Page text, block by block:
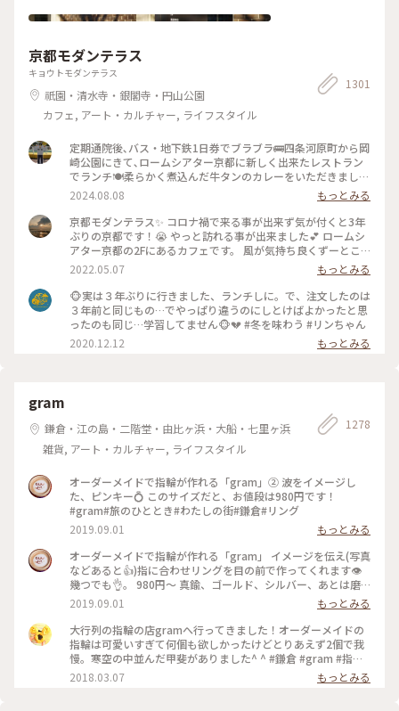
ても疲れます… 夕方の空いてる時間を狙うのがいいのかもです
京都モダンテラス
キョウトモダンテラス
祇園・清水寺・銀閣寺・円山公園
カフェ, アート・カルチャー, ライフスタイル
1301
定期通院後､バス・地下鉄1日券でブラブラ🚌四条河原町から岡
崎公園にきて､ロームシアター京都に新しく出来たレストラン
でランチ🍽️柔らかく煮込んだ牛タンのカレーをいただきました
🍛 #グルメ #ランチ #カレー
2024.08.08
もっとみる
京都モダンテラス✨ コロナ禍で来る事が出来ず気が付くと3年
ぶりの京都です！😭 やっと訪れる事が出来ました💕 ロームシ
アター京都の2Fにあるカフェです。 風が気持ち良くずーとこ
こで時間を過ごしていたいカフェです🥰 スズメが残したケー
キのくずを食べにテーブルの上にやってきてました😆 #Myこ
とりっぷ #春風さんぽ
2022.05.07
もっとみる
🐵実は３年ぶりに行きました、ランチしに。で、注文したのは
３年前と同じもの…でやっぱり違うのにしとけばよかったと思
ったのも同じ…学習してません🐵💔 #冬を味わう #リンちゃん
2020.12.12
もっとみる
gram
鎌倉・江の島・二階堂・由比ヶ浜・大船・七里ヶ浜
雑貨, アート・カルチャー, ライフスタイル
1278
オーダーメイドで指輪が作れる「gram」② 波をイメージし
た、ピンキー💍 このサイズだと、お値段は980円です！
#gram#旅のひととき#わたしの街#鎌倉#リング
2019.09.01
もっとみる
オーダーメイドで指輪が作れる「gram」 イメージを伝え(写真
などあると👍)指に合わせリングを目の前で作ってくれます👁
幾つでも👌。 980円〜 真鍮、ゴールド、シルバー、あとは磨
きをかけるかマットな感じにするか💍😊✨✨ 今回は、左からピ
ンキー、中指、親指と作りました😅 いつもは行列がすごいの
に、この日、整理券なし、30分並び入れました😱😱‼️(平日の
夕方) 皆さん、カップルもいだけど、グループで来られ旅の思
い出に作られたりしている方が多かったです😊 まさか、入れ
ると思わなかったので、待ち時間に情報収集し勢いで作ったリ
ング。それでも、なんだか愛着がわきますね… 次は、重ね付け
2019.09.01
もっとみる
大行列の指輪の店gramへ行ってきました！オーダーメイドの
指輪は可愛いすぎて何個も欲しかったけどとりあえず2個で我
慢。寒空の中並んだ甲斐がありました^ ^ #鎌倉 #gram #指輪
#オーダーメイド
2018.03.07 もっとみる